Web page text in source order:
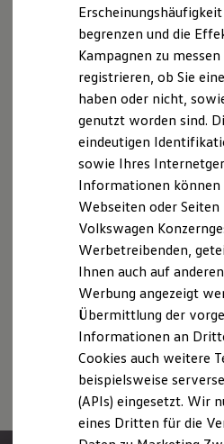
Marke und Erlebnis
Volkswagen R und R
R-Modelle
R Experience
Driving Experience
Volkswagen entdecken
Werkbesichtigung
Lifestyle Shop
T-Roc Kollektion
Golf Kollektion
Volkswagen
R-Kollektion
GTI Kollektion
Fußball Drop
we drive football
#wedriveproud
Besitzer und Service
myVolkswagen
Software Updates
Service und Ersatzteile
Inspektion und
Reparaturen und
Motorenöl und
Räder und Reifen
Pannen- und
Beispielhafte Illustration
Die in dieser Darstellung
Ausstattungen können in
deutschen Lieferprogramm
teilweise Sonderausstattungen
Bitte beachten Sie auch
Übersicht der aktuell
Die angegebenen Verbrauchs-
sich nicht auf ein einzelnes
des Angebots, sondern dienen
zwischen den verschiedenen
Zusatzausstattungen und
usw.) können relevante
Rollwiderstand und
Witterungs- und
individuellen Fahrverhalten
Stromverbrauch, die CO₂-
Fahrleistungswerte eines
begrenzen und die
Kampagnen zu
registrieren, ob Sie
haben oder nicht,
genutzt worden sind.
eindeutigen
sowie Ihres
Informationen können
Webseiten oder
Volkswagen
Werbetreibenden,
Ihnen auch auf
Werbung angezeigt
Übermittlung der
Informationen an
Cookies auch weitere
beispielsweise
(APIs) eingesetzt. Wir
eines Dritten für die